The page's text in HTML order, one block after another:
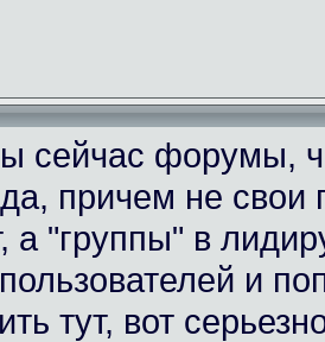
сейчас форумы,
причем не свои
а "группы" в
и
тут, вот